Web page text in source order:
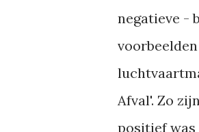
negatieve -
Afval'. Zo
positief was